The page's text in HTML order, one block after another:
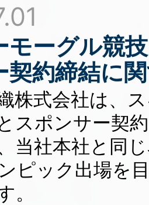
モーグル競
契約締結に
株式会社は、
スポンサー契
当社本社と同
ピック出場を
。